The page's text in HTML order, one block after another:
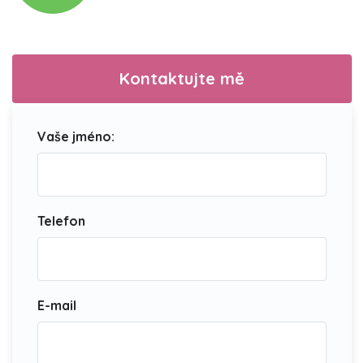
Kontaktujte mě
Vaše jméno:
Telefon
E-mail